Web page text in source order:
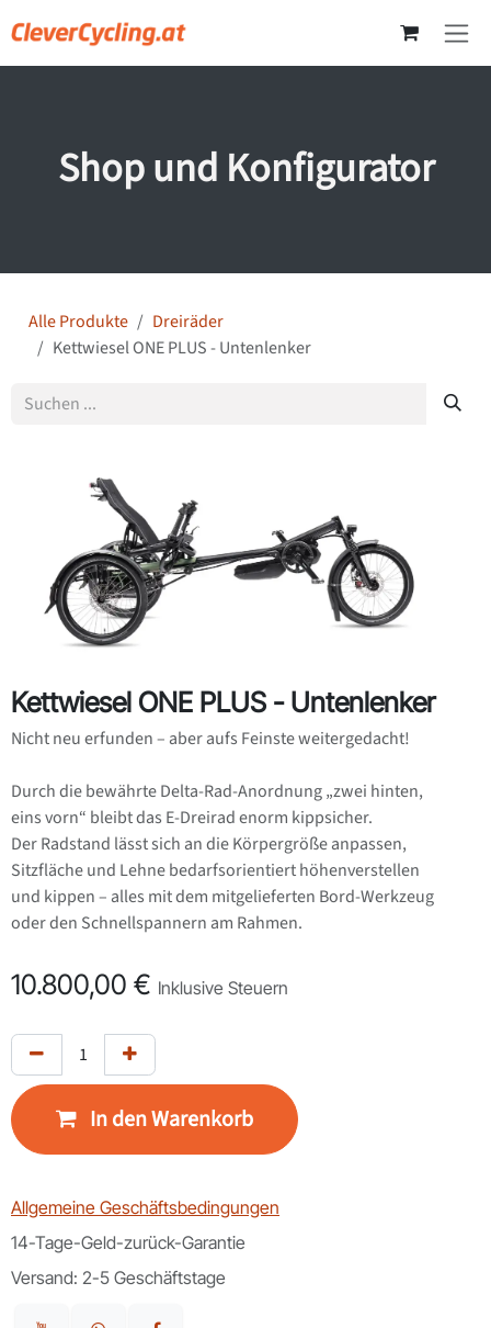
Shop und Konfigurator
Alle Produkte
Dreiräder
Kettwiesel ONE PLUS - Untenlenker
Kettwiesel ONE PLUS - Untenlenker
‍Nicht neu erfunden – aber aufs Feinste weitergedacht!
‍Durch die bewährte Delta-Rad-Anordnung „zwei hinten,
eins vorn“ bleibt das E-Dreirad enorm kippsicher. ‍
Der Radstand lässt sich an die Körpergröße anpassen,
Sitzfläche und Lehne bedarfsorientiert höhenverstellen
und kippen – alles mit dem mitgelieferten Bord-Werkzeug
oder den Schnellspannern am Rahmen.
10.800,00 € Inklusive Steuern
In den Warenkorb
Allgemeine Geschäftsbedingungen
14-Tage-Geld-zurück-Garantie
Versand: 2-5 Geschäftstage